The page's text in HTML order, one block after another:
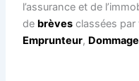
l’assurance et de
de brèves classées
Emprunteur,